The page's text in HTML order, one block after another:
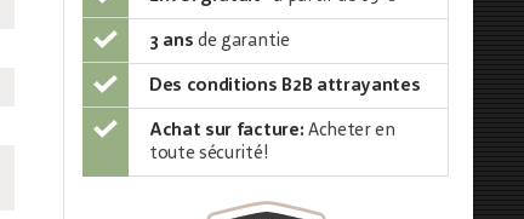
3 ans de garantie
Des conditions B2B attrayantes
Achat sur facture: Acheter en
toute sécurité!